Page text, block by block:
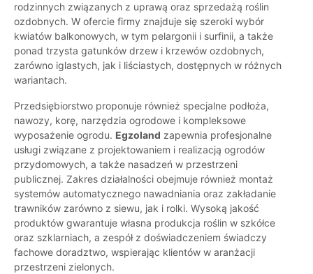
rodzinnych związanych z uprawą oraz sprzedażą roślin
ozdobnych. W ofercie firmy znajduje się szeroki wybór
kwiatów balkonowych, w tym pelargonii i surfinii, a także
ponad trzysta gatunków drzew i krzewów ozdobnych,
zarówno iglastych, jak i liściastych, dostępnych w różnych
wariantach.
Przedsiębiorstwo proponuje również specjalne podłoża,
nawozy, korę, narzędzia ogrodowe i kompleksowe
wyposażenie ogrodu. Egzoland zapewnia profesjonalne
usługi związane z projektowaniem i realizacją ogrodów
przydomowych, a także nasadzeń w przestrzeni
publicznej. Zakres działalności obejmuje również montaż
systemów automatycznego nawadniania oraz zakładanie
trawników zarówno z siewu, jak i rolki. Wysoką jakość
produktów gwarantuje własna produkcja roślin w szkółce
oraz szklarniach, a zespół z doświadczeniem świadczy
fachowe doradztwo, wspierając klientów w aranżacji
przestrzeni zielonych.